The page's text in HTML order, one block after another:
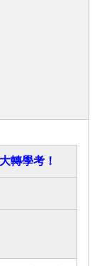
轉學考！